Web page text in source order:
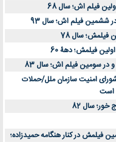
فیلم اش؛ سال 68
امنیت سازمان ملل/حملات
است